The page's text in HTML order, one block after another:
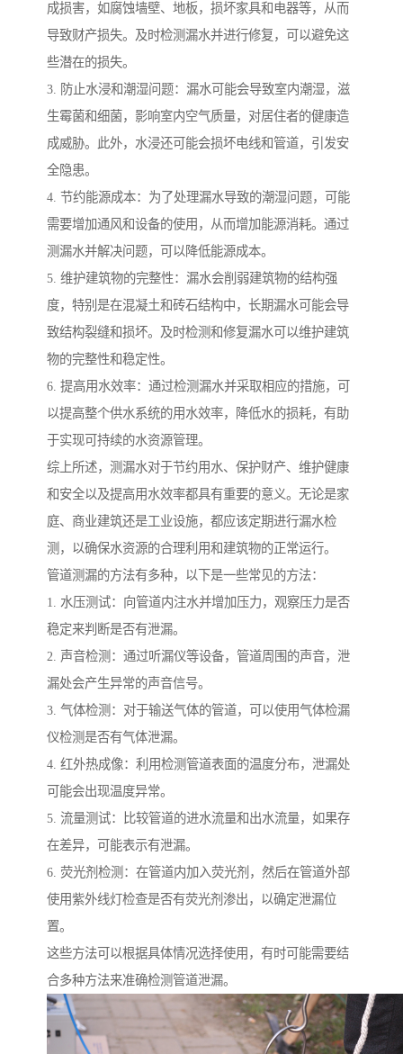
成损害，如腐蚀墙壁、地板，损坏家具和电器等，从而
导致财产损失。及时检测漏水并进行修复，可以避免这
些潜在的损失。
3. 防止水浸和潮湿问题：漏水可能会导致室内潮湿，滋
生霉菌和细菌，影响室内空气质量，对居住者的健康造
成威胁。此外，水浸还可能会损坏电线和管道，引发安
全隐患。
4. 节约能源成本：为了处理漏水导致的潮湿问题，可能
需要增加通风和设备的使用，从而增加能源消耗。通过
测漏水并解决问题，可以降低能源成本。
5. 维护建筑物的完整性：漏水会削弱建筑物的结构强
度，特别是在混凝土和砖石结构中，长期漏水可能会导
致结构裂缝和损坏。及时检测和修复漏水可以维护建筑
物的完整性和稳定性。
6. 提高用水效率：通过检测漏水并采取相应的措施，可
以提高整个供水系统的用水效率，降低水的损耗，有助
于实现可持续的水资源管理。
综上所述，测漏水对于节约用水、保护财产、维护健康
和安全以及提高用水效率都具有重要的意义。无论是家
庭、商业建筑还是工业设施，都应该定期进行漏水检
测，以确保水资源的合理利用和建筑物的正常运行。
管道测漏的方法有多种，以下是一些常见的方法：
1. 水压测试：向管道内注水并增加压力，观察压力是否
稳定来判断是否有泄漏。
2. 声音检测：通过听漏仪等设备，管道周围的声音，泄
漏处会产生异常的声音信号。
3. 气体检测：对于输送气体的管道，可以使用气体检漏
仪检测是否有气体泄漏。
4. 红外热成像：利用检测管道表面的温度分布，泄漏处
可能会出现温度异常。
5. 流量测试：比较管道的进水流量和出水流量，如果存
在差异，可能表示有泄漏。
6. 荧光剂检测：在管道内加入荧光剂，然后在管道外部
使用紫外线灯检查是否有荧光剂渗出，以确定泄漏位
置。
这些方法可以根据具体情况选择使用，有时可能需要结
合多种方法来准确检测管道泄漏。